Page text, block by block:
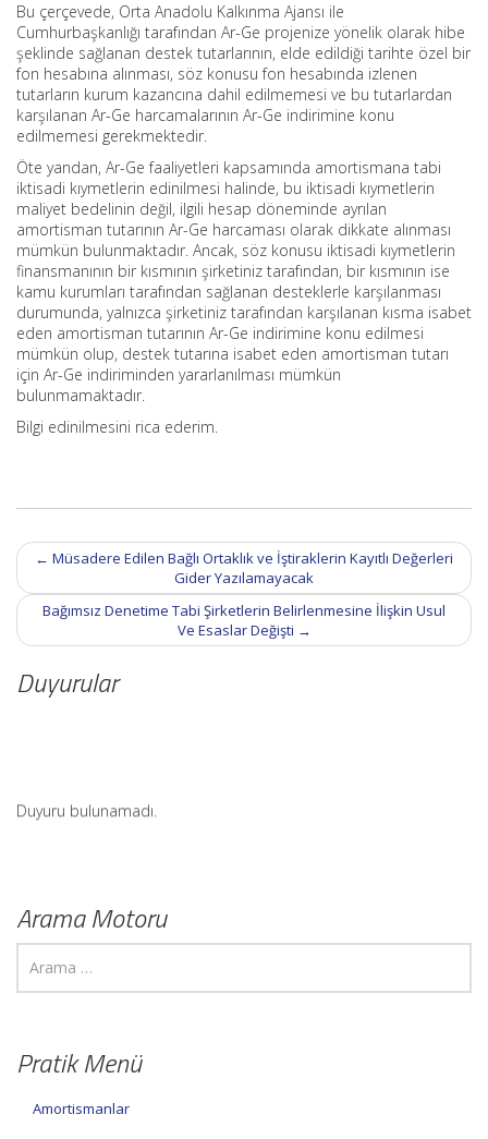
Bu çerçevede, Orta Anadolu Kalkınma Ajansı ile
Cumhurbaşkanlığı tarafından Ar-Ge projenize yönelik olarak hibe
şeklinde sağlanan destek tutarlarının, elde edildiği tarihte özel bir
fon hesabına alınması, söz konusu fon hesabında izlenen
tutarların kurum kazancına dahil edilmemesi ve bu tutarlardan
karşılanan Ar-Ge harcamalarının Ar-Ge indirimine konu
edilmemesi gerekmektedir.
Öte yandan, Ar-Ge faaliyetleri kapsamında amortismana tabi
iktisadi kıymetlerin edinilmesi halinde, bu iktisadi kıymetlerin
maliyet bedelinin değil, ilgili hesap döneminde ayrılan
amortisman tutarının Ar-Ge harcaması olarak dikkate alınması
mümkün bulunmaktadır. Ancak, söz konusu iktisadi kıymetlerin
finansmanının bir kısmının şirketiniz tarafından, bir kısmının ise
kamu kurumları tarafından sağlanan desteklerle karşılanması
durumunda, yalnızca şirketiniz tarafından karşılanan kısma isabet
eden amortisman tutarının Ar-Ge indirimine konu edilmesi
mümkün olup, destek tutarına isabet eden amortisman tutarı
için Ar-Ge indiriminden yararlanılması mümkün
bulunmamaktadır.
Bilgi edinilmesini rica ederim.
Post
navigation
← Müsadere Edilen Bağlı Ortaklık ve İştiraklerin Kayıtlı Değerleri
Gider Yazılamayacak
Bağımsız Denetime Tabi Şirketlerin Belirlenmesine İlişkin Usul
Ve Esaslar Değişti →
Duyurular
Duyuru bulunamadı.
Arama Motoru
Pratik Menü
Amortismanlar